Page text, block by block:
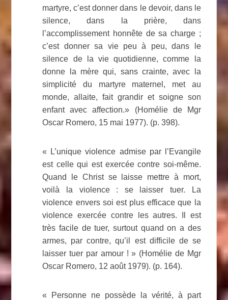
martyre, c’est donner dans le devoir, dans le
silence, dans la prière, dans
l’accomplissement honnête de sa charge ;
c’est donner sa vie peu à peu, dans le
silence de la vie quotidienne, comme la
donne la mère qui, sans crainte, avec la
simplicité du martyre maternel, met au
monde, allaite, fait grandir et soigne son
enfant avec affection.» (Homélie de Mgr
Oscar Romero, 15 mai 1977). (p. 398).
« L’unique violence admise par l’Evangile
est celle qui est exercée contre soi-même.
Quand le Christ se laisse mettre à mort,
voilà la violence : se laisser tuer. La
violence envers soi est plus efficace que la
violence exercée contre les autres. Il est
très facile de tuer, surtout quand on a des
armes, par contre, qu’il est difficile de se
laisser tuer par amour ! » (Homélie de Mgr
Oscar Romero, 12 août 1979). (p. 164).
« Personne ne possède la vérité, à part